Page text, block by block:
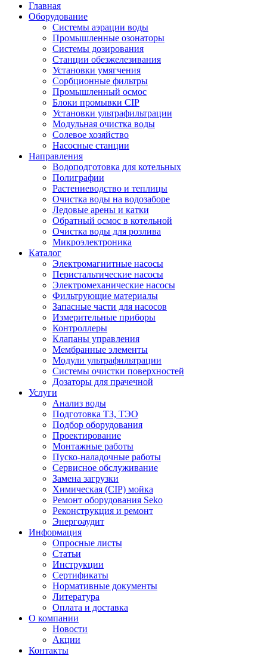
Главная
Оборудование
Системы аэрации воды
Промышленные озонаторы
Системы дозирования
Станции обезжелезивания
Установки умягчения
Сорбционные фильтры
Промышленный осмос
Блоки промывки CIP
Установки ультрафильтрации
Модульная очистка воды
Солевое хозяйство
Насосные станции
Направления
Водоподготовка для котельных
Полиграфии
Растениеводство и теплицы
Очистка воды на водозаборе
Ледовые арены и катки
Обратный осмос в котельной
Очистка воды для розлива
Микроэлектроника
Каталог
Электромагнитные насосы
Перистальтические насосы
Электромеханические насосы
Фильтрующие материалы
Запасные части для насосов
Измерительные приборы
Контроллеры
Клапаны управления
Мембранные элементы
Модули ультрафильтрации
Системы очистки поверхностей
Дозаторы для прачечной
Услуги
Анализ воды
Подготовка ТЗ, ТЭО
Подбор оборудования
Проектирование
Монтажные работы
Пуско-наладочные работы
Сервисное обслуживание
Замена загрузки
Химическая (CIP) мойка
Ремонт оборудования Seko
Реконструкция и ремонт
Энергоаудит
Информация
Опросные листы
Статьи
Инструкции
Сертификаты
Нормативные документы
Литература
Оплата и доставка
О компании
Новости
Акции
Контакты